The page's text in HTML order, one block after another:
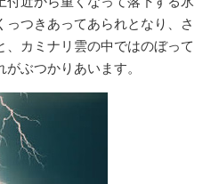
つきあってあられとなり、さ
、カミナリ雲の中ではのぼって
ぶつかりあいます。